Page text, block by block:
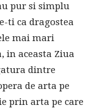
pur si simplu
ti ca dragostea
mai mari
aceasta Ziua
dintre
de arta pe
prin arta pe care